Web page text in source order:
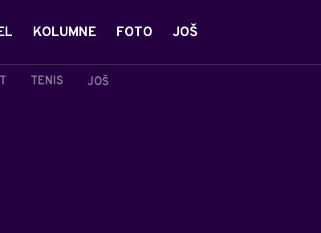
TENIS JOŠ
KOLUMNE FOTO JOŠ